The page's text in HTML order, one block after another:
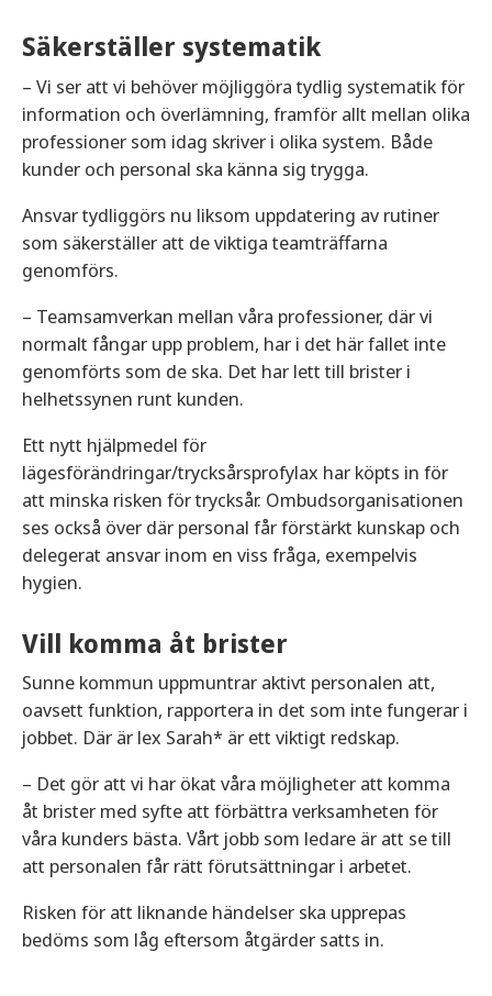
Säkerställer systematik
– Vi ser att vi behöver möjliggöra tydlig systematik för
information och överlämning, framför allt mellan olika
professioner som idag skriver i olika system. Både
kunder och personal ska känna sig trygga.
Ansvar tydliggörs nu liksom uppdatering av rutiner
som säkerställer att de viktiga teamträffarna
genomförs.
– Teamsamverkan mellan våra professioner, där vi
normalt fångar upp problem, har i det här fallet inte
genomförts som de ska. Det har lett till brister i
helhetssynen runt kunden.
Ett nytt hjälpmedel för
lägesförändringar/trycksårsprofylax har köpts in för
att minska risken för trycksår. Ombudsorganisationen
ses också över där personal får förstärkt kunskap och
delegerat ansvar inom en viss fråga, exempelvis
hygien.
Vill komma åt brister
Sunne kommun uppmuntrar aktivt personalen att,
oavsett funktion, rapportera in det som inte fungerar i
jobbet. Där är lex Sarah* är ett viktigt redskap.
– Det gör att vi har ökat våra möjligheter att komma
åt brister med syfte att förbättra verksamheten för
våra kunders bästa. Vårt jobb som ledare är att se till
att personalen får rätt förutsättningar i arbetet.
Risken för att liknande händelser ska upprepas
bedöms som låg eftersom åtgärder satts in.